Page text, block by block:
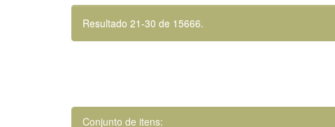
Resultado 21-30 de 15666.
Conjunto de itens: